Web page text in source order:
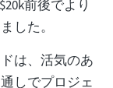
前後でより
した。
は、活気のあ
しでプロジェ